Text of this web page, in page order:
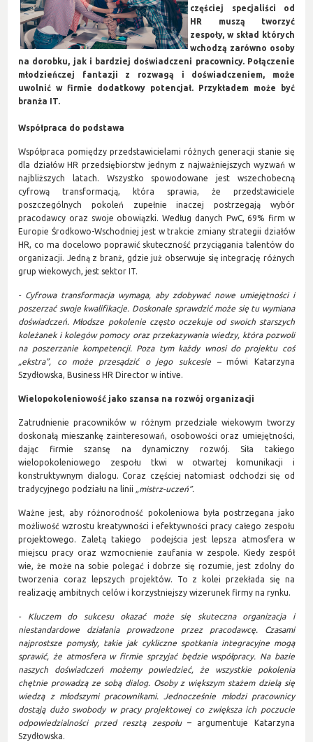
częściej specjaliści od
HR muszą tworzyć
zespoły, w skład których
wchodzą zarówno osoby
na dorobku, jak i bardziej doświadczeni pracownicy. Połączenie
młodzieńczej fantazji z rozwagą i doświadczeniem, może
uwolnić w firmie dodatkowy potencjał. Przykładem może być
branża IT.
Współpraca do podstawa
Współpraca pomiędzy przedstawicielami różnych generacji stanie się
dla działów HR przedsiębiorstw jednym z najważniejszych wyzwań w
najbliższych latach. Wszystko spowodowane jest wszechobecną
cyfrową transformacją, która sprawia, że przedstawiciele
poszczególnych pokoleń zupełnie inaczej postrzegają wybór
pracodawcy oraz swoje obowiązki. Według danych PwC, 69% firm w
Europie Środkowo-Wschodniej jest w trakcie zmiany strategii działów
HR, co ma docelowo poprawić skuteczność przyciągania talentów do
organizacji. Jedną z branż, gdzie już obserwuje się integrację różnych
grup wiekowych, jest sektor IT.
- Cyfrowa transformacja wymaga, aby zdobywać nowe umiejętności i
poszerzać swoje kwalifikacje. Doskonale sprawdzić może się tu wymiana
doświadczeń. Młodsze pokolenie często oczekuje od swoich starszych
koleżanek i kolegów pomocy oraz przekazywania wiedzy, która pozwoli
na poszerzanie kompetencji. Poza tym każdy wnosi do projektu coś
„ekstra”, co może przesądzić o jego sukcesie –mówi Katarzyna
Szydłowska, Business HR Director w intive.
Wielopokoleniowość jako szansa na rozwój organizacji
Zatrudnienie pracowników w różnym przedziale wiekowym tworzy
doskonałą mieszankę zainteresowań, osobowości oraz umiejętności,
dając firmie szansę na dynamiczny rozwój. Siła takiego
wielopokoleniowego zespołu tkwi w otwartej komunikacji i
konstruktywnym dialogu. Coraz częściej natomiast odchodzi się od
tradycyjnego podziału na linii „mistrz-uczeń”.
Ważne jest, aby różnorodność pokoleniowa była postrzegana jako
możliwość wzrostu kreatywności i efektywności pracy całego zespołu
projektowego. Zaletą takiego podejścia jest lepsza atmosfera w
miejscu pracy oraz wzmocnienie zaufania w zespole. Kiedy zespół
wie, że może na sobie polegać i dobrze się rozumie, jest zdolny do
tworzenia coraz lepszych projektów. To z kolei przekłada się na
realizację ambitnych celów i korzystniejszy wizerunek firmy na rynku.
- Kluczem do sukcesu okazać może się skuteczna organizacja i
niestandardowe działania prowadzone przez pracodawcę. Czasami
najprostsze pomysły, takie jak cykliczne spotkania integracyjne mogą
sprawić, że atmosfera w firmie sprzyjać będzie współpracy. Na bazie
naszych doświadczeń możemy powiedzieć, że wszystkie pokolenia
chętnie prowadzą ze sobą dialog. Osoby z większym stażem dzielą się
wiedzą z młodszymi pracownikami. Jednocześnie młodzi pracownicy
dostają dużo swobody w pracy projektowej co zwiększa ich poczucie
odpowiedzialności przed resztą zespołu– argumentuje Katarzyna
Szydłowska.